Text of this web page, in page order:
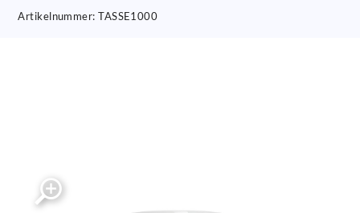
Artikelnummer:TASSE1000